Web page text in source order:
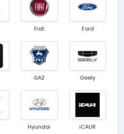
Fiat Ford
GAZ Geely
Hyundai iCAUR